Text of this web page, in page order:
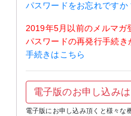
パスワードをお忘れですか
2019年5月以前のメルマガ
パスワードの再発行手続き
手続きはこちら
電子版のお申し込み
電子版にお申し込み頂くと様々な